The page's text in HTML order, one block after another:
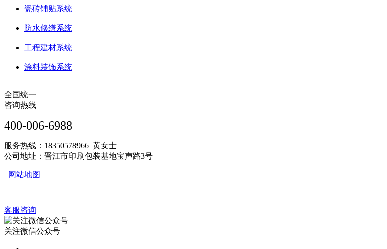
瓷砖铺贴系统
|
防水修缮系统
|
工程建材系统
|
涂料装饰系统
|
全国统一
咨询热线
400-006-6988
服务热线：18350578966 黄女士
公司地址：晋江市印刷包装基地宝声路3号
网站地图
客服咨询
关注微信公众号